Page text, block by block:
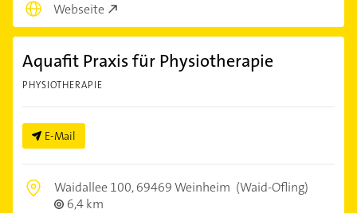
Webseite
Aquafit Praxis für Physiotherapie
PHYSIOTHERAPIE
E-Mail
Waidallee 100,69469 Weinheim (Waid-Ofling)
6,4 km